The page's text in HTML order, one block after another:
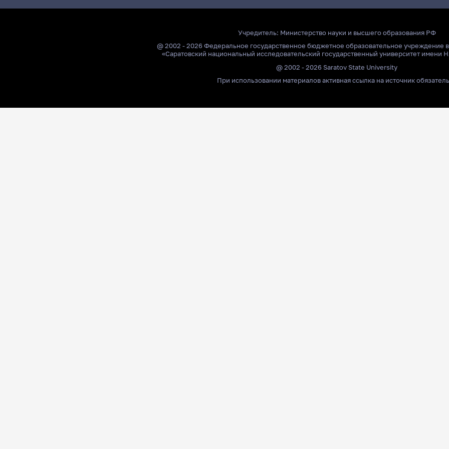
Учредитель: Министерство науки и высшего образования РФ
@ 2002 - 2026 Федеральное государственное бюджетное образовательное учреждение
«Саратовский национальный исследовательский государственный университет имени
@ 2002 - 2026 Saratov State University
При использовании материалов активная ссылка на источник